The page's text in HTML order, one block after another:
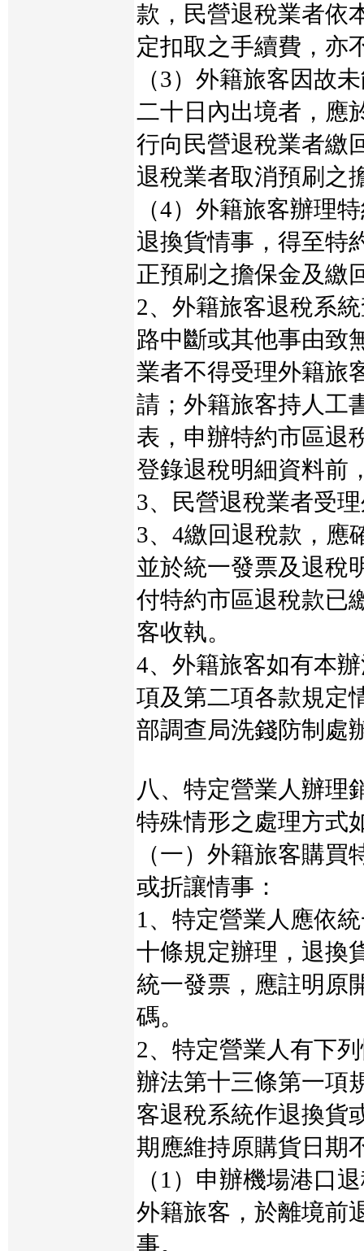
款，民營退稅業者依
定扣取之手續費，亦
（3）外籍旅客因故
二十日內出境者，應
行向民營退稅業者繳
退稅業者取消預刷之
（4）外籍旅客辦理
退換貨情事，得至特
正預刷之擔保金及繳
2、外籍旅客退稅系
路中斷或其他事由致
業者不得受理外籍旅
請；外籍旅客持人工
表，申辦特約市區退
登錄退稅明細資料前
3、民營退稅業者受
3、4繳回退稅款，應
並於統一發票及退稅
付特約市區退稅款已
客收執。
4、外籍旅客如有本
項及第二項各款規定
部調查局洗錢防制處
八、特定營業人辦理
特殊情形之處理方式
（一）外籍旅客購
或折讓情事：
1、特定營業人應依
十條規定辦理，退換
統一發票，應註明原
碼。
2、特定營業人有下
辦法第十三條第一項
客退稅系統作退換貨
期應維持原購貨日期
（1）申辦機場港口
外籍旅客，於離境前
事。